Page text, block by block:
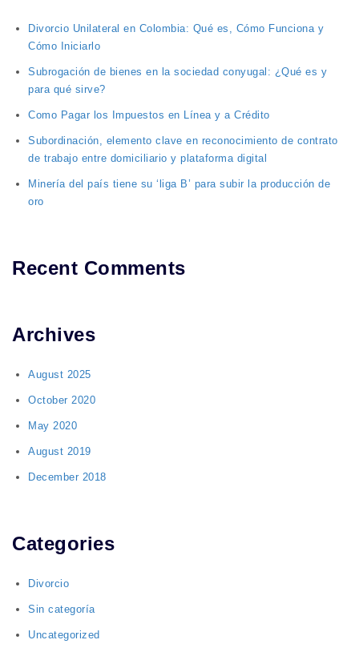
Divorcio Unilateral en Colombia: Qué es, Cómo Funciona y
Cómo Iniciarlo
Subrogación de bienes en la sociedad conyugal: ¿Qué es y
para qué sirve?
Como Pagar los Impuestos en Línea y a Crédito
Subordinación, elemento clave en reconocimiento de contrato
de trabajo entre domiciliario y plataforma digital
Minería del país tiene su ‘liga B’ para subir la producción de
oro
Recent Comments
Archives
August 2025
October 2020
May 2020
August 2019
December 2018
Categories
Divorcio
Sin categoría
Uncategorized